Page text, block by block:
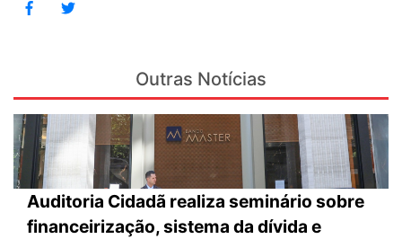
Outras Notícias
Auditoria Cidadã realiza seminário sobre
financeirização, sistema da dívida e